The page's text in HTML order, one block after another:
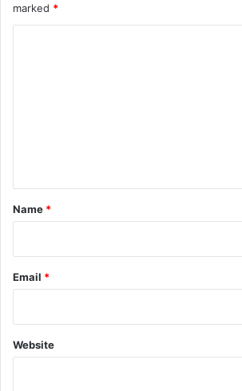
marked *
*
Name *
Email *
Website